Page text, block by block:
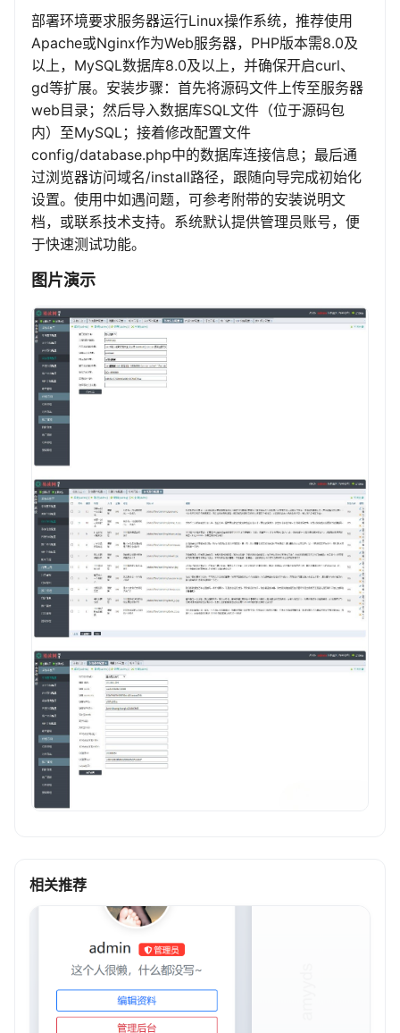
部署环境要求服务器运行Linux操作系统，推荐使用
Apache或Nginx作为Web服务器，PHP版本需8.0及
以上，MySQL数据库8.0及以上，并确保开启curl、
gd等扩展。安装步骤：首先将源码文件上传至服务器
web目录；然后导入数据库SQL文件（位于源码包
内）至MySQL；接着修改配置文件
config/database.php中的数据库连接信息；最后通
过浏览器访问域名/install路径，跟随向导完成初始化
设置。使用中如遇问题，可参考附带的安装说明文
档，或联系技术支持。系统默认提供管理员账号，便
于快速测试功能。
图片演示
相关推荐